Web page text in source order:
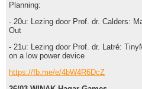
Planning:
- 20u: Lezing door Prof. dr. Calders:
Out
- 21u: Lezing door Prof. dr. Latré:
on a low power device
https://fb.me/e/4bW4R6DcZ